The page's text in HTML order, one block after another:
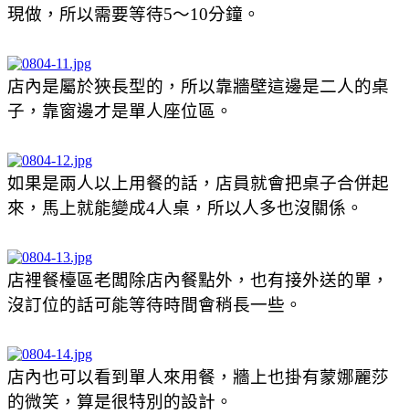
現做，所以需要等待5～10分鐘。
店內是屬於狹長型的，所以靠牆壁這邊是二人的桌
子，靠窗邊才是單人座位區。
如果是兩人以上用餐的話，店員就會把桌子合併起
來，馬上就能變成4人桌，所以人多也沒關係。
店裡餐檯區老闆除店內餐點外，也有接外送的單，
沒訂位的話可能等待時間會稍長一些。
店內也可以看到單人來用餐，牆上也掛有蒙娜麗莎
的微笑，算是很特別的設計。